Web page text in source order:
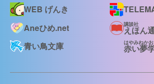
WEB げんき
Aneひめ.net
講談社
えほん
青い鳥文庫
はやみねか
赤い夢